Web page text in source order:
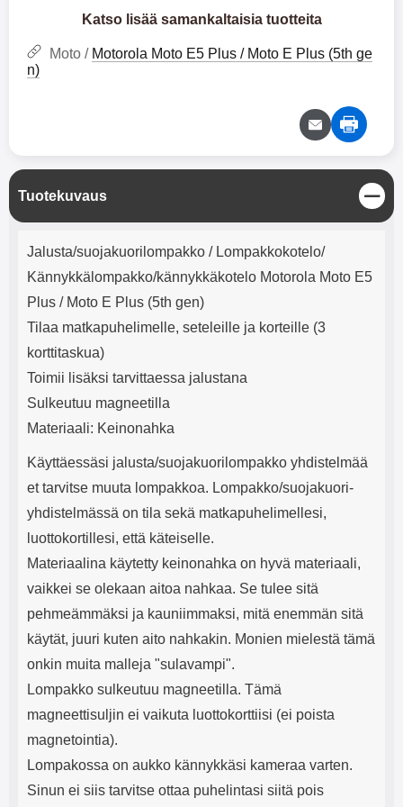
Max Output: USB: DC5V/3.0A
(18W) Type-C: 5V/3A (PD15W)
5V/3A Max Maximum output:
20.W Max Johdon pituus: 1 metri
Väri: Valkoinen
Katso lisää samankaltaisia tuotteita
Moto / Motorola Moto E5 Plus / Moto E Plus (5th ge
n)
Tuotekuvaus
S
u
l
Tuotekuvaus
Jalusta/suojakuorilompakko / Lompakkokotelo/
Kännykkälompakko/kännykkäkotelo Motorola Moto E5
Plus / Moto E Plus (5th gen)
Tilaa matkapuhelimelle, seteleille ja korteille (3
korttitaskua)
Toimii lisäksi tarvittaessa jalustana
Sulkeutuu magneetilla
Materiaali: Keinonahka
Käyttäessäsi jalusta/suojakuorilompakko yhdistelmää
et tarvitse muuta lompakkoa. Lompakko/suojakuori-
yhdistelmässä on tila sekä matkapuhelimellesi,
luottokortillesi, että käteiselle.
Materiaalina käytetty keinonahka on hyvä materiaali,
vaikkei se olekaan aitoa nahkaa. Se tulee sitä
pehmeämmäksi ja kauniimmaksi, mitä enemmän sitä
käytät, juuri kuten aito nahkakin. Monien mielestä tämä
onkin muita malleja "sulavampi".
Lompakko sulkeutuu magneetilla. Tämä
magneettisuljin ei vaikuta luottokorttiisi (ei poista
magnetointia).
Lompakossa on aukko kännykkäsi kameraa varten.
Sinun ei siis tarvitse ottaa puhelintasi siitä pois